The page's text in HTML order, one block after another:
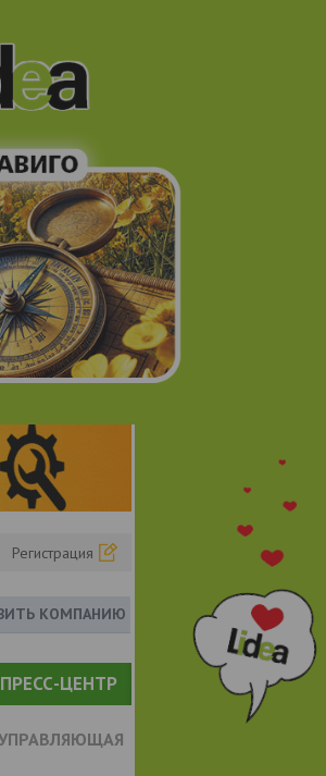
Регистрация
КОМПАНИЮ
ПРЕСС-ЦЕНТР